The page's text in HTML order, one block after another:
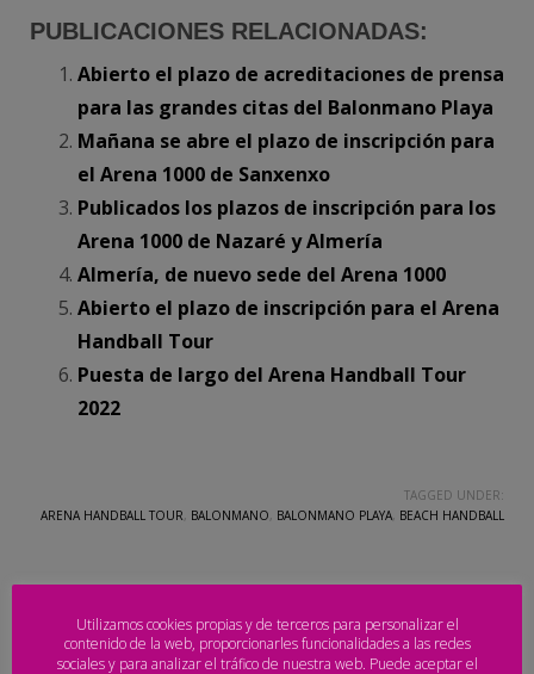
PUBLICACIONES RELACIONADAS:
Abierto el plazo de acreditaciones de prensa
para las grandes citas del Balonmano Playa
Mañana se abre el plazo de inscripción para
el Arena 1000 de Sanxenxo
Publicados los plazos de inscripción para los
Arena 1000 de Nazaré y Almería
Almería, de nuevo sede del Arena 1000
Abierto el plazo de inscripción para el Arena
Handball Tour
Puesta de largo del Arena Handball Tour
2022
TAGGED UNDER:
ARENA HANDBALL TOUR, BALONMANO, BALONMANO PLAYA, BEACH HANDBALL
Utilizamos cookies propias y de terceros para personalizar el
contenido de la web, proporcionarles funcionalidades a las redes
sociales y para analizar el tráfico de nuestra web. Puede aceptar el